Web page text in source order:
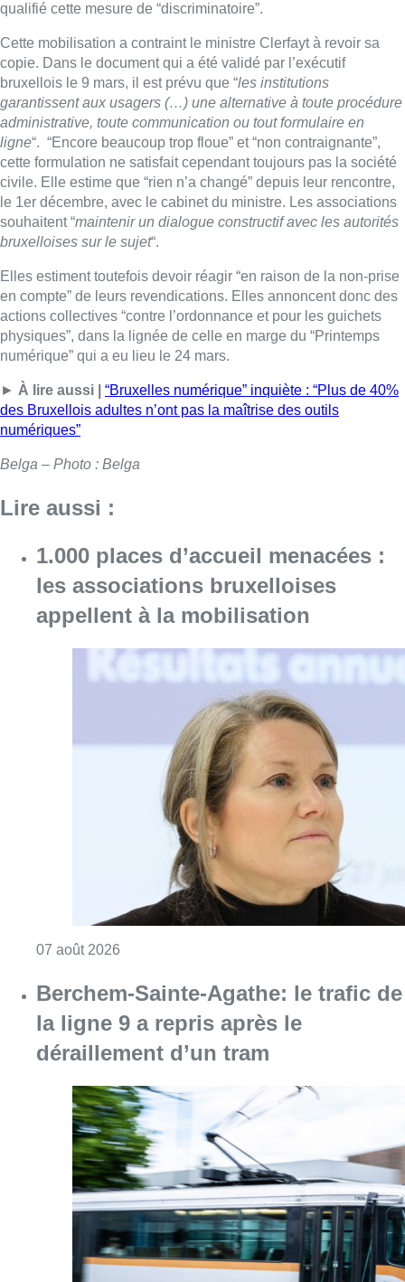
qualifié cette mesure de “discriminatoire”.
Cette mobilisation a contraint le ministre Clerfayt à revoir sa
copie. Dans le document qui a été validé par l’exécutif
bruxellois le 9 mars, il est prévu que “les institutions
garantissent aux usagers (…) une alternative à toute procédure
administrative, toute communication ou tout formulaire en
ligne“. “Encore beaucoup trop floue” et “non contraignante”,
cette formulation ne satisfait cependant toujours pas la société
civile. Elle estime que “rien n’a changé” depuis leur rencontre,
le 1er décembre, avec le cabinet du ministre. Les associations
souhaitent “maintenir un dialogue constructif avec les autorités
bruxelloises sur le sujet“.
Elles estiment toutefois devoir réagir “en raison de la non-prise
en compte” de leurs revendications. Elles annoncent donc des
actions collectives “contre l’ordonnance et pour les guichets
physiques”, dans la lignée de celle en marge du “Printemps
numérique” qui a eu lieu le 24 mars.
► À lire aussi |
“Bruxelles numérique” inquiète : “Plus de 40%
des Bruxellois adultes n’ont pas la maîtrise des outils
numériques”
Belga – Photo : Belga
Lire aussi :
1.000 places d’accueil menacées :
les associations bruxelloises
appellent à la mobilisation
07 août 2026
Berchem-Sainte-Agathe: le trafic de
la ligne 9 a repris après le
déraillement d’un tram